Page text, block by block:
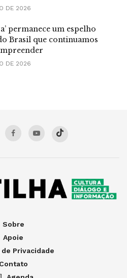
DE 2026
permanece um espelho
Brasil que continuamos
DE 2026
Sobre
Apoie
Privacidade
Contato